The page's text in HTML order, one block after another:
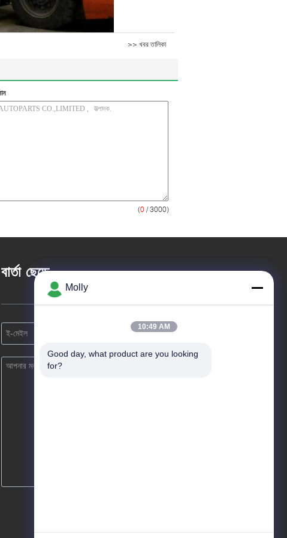
>> খবর তালিকা
(0 / 3000)
বার্তা ছেড়ে
Molly
10:49 AM
Good day, what product are you looking
for?